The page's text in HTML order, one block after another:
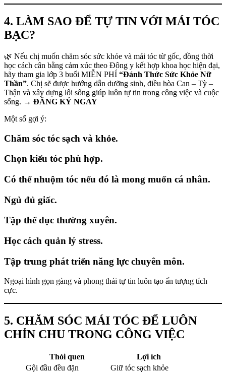
4. LÀM SAO ĐỂ TỰ TIN VỚI MÁI TÓC
BẠC?
🌿 Nếu chị muốn chăm sóc sức khỏe và mái tóc từ gốc, đồng thời
học cách cân bằng cảm xúc theo Đông y kết hợp khoa học hiện đại,
hãy tham gia lớp 3 buổi MIỄN PHÍ “Đánh Thức Sức Khỏe Nữ
Thần”. Chị sẽ được hướng dẫn dưỡng sinh, điều hòa Can – Tỳ –
Thận và xây dựng lối sống giúp luôn tự tin trong công việc và cuộc
sống. → ĐĂNG KÝ NGAY
Một số gợi ý:
Chăm sóc tóc sạch và khỏe.
Chọn kiểu tóc phù hợp.
Có thể nhuộm tóc nếu đó là mong muốn cá nhân.
Ngủ đủ giấc.
Tập thể dục thường xuyên.
Học cách quản lý stress.
Tập trung phát triển năng lực chuyên môn.
Ngoại hình gọn gàng và phong thái tự tin luôn tạo ấn tượng tích
cực.
5. CHĂM SÓC MÁI TÓC ĐỂ LUÔN
CHỈN CHU TRONG CÔNG VIỆC
Thói quen
Lợi ích
Gội đầu đều đặn
Giữ tóc sạch khỏe